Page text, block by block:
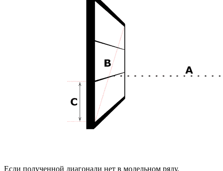
Если полученной диагонали нет в модельном ряду,